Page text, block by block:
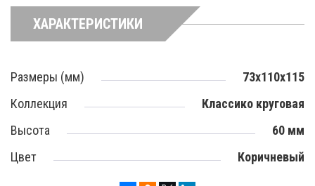
ХАРАКТЕРИСТИКИ
Размеры (мм)
73х110х115
Коллекция
Классико круговая
Высота
60 мм
Цвет
Коричневый